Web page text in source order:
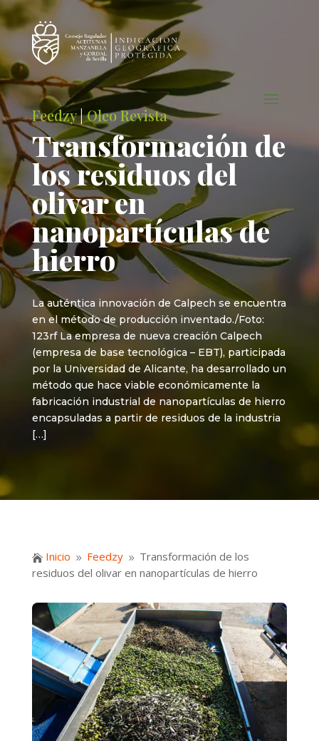
Feedzy|Oleo Revista
Transformación de
los residuos del
olivar en
nanopartículas de
hierro
La auténtica innovación de Calpech se encuentra
en el método de producción inventado./Foto:
123rf La empresa de nueva creación Calpech
(empresa de base tecnológica – EBT), participada
por la Universidad de Alicante, ha desarrollado un
método que hace viable económicamente la
fabricación industrial de nanopartículas de hierro
encapsuladas a partir de residuos de la industria
[…]
 Inicio 9 Feedzy 9 Transformación de los
residuos del olivar en nanopartículas de hierro